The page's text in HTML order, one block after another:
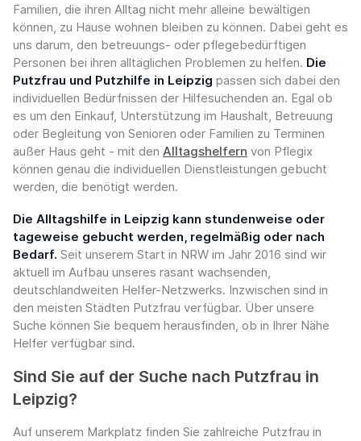
Familien, die ihren Alltag nicht mehr alleine bewältigen
können, zu Hause wohnen bleiben zu können. Dabei geht es
uns darum, den betreuungs- oder pflegebedürftigen
Personen bei ihren alltäglichen Problemen zu helfen. Die
Putzfrau und Putzhilfe in Leipzig passen sich dabei den
individuellen Bedürfnissen der Hilfesuchenden an. Egal ob
es um den Einkauf, Unterstützung im Haushalt, Betreuung
oder Begleitung von Senioren oder Familien zu Terminen
außer Haus geht - mit den Alltagshelfern von Pflegix
können genau die individuellen Dienstleistungen gebucht
werden, die benötigt werden.
Die Alltagshilfe in Leipzig kann stundenweise oder
tageweise gebucht werden, regelmäßig oder nach
Bedarf. Seit unserem Start in NRW im Jahr 2016 sind wir
aktuell im Aufbau unseres rasant wachsenden,
deutschlandweiten Helfer-Netzwerks. Inzwischen sind in
den meisten Städten Putzfrau verfügbar. Über unsere
Suche können Sie bequem herausfinden, ob in Ihrer Nähe
Helfer verfügbar sind.
Sind Sie auf der Suche nach Putzfrau in
Leipzig?
Auf unserem Markplatz finden Sie zahlreiche Putzfrau in